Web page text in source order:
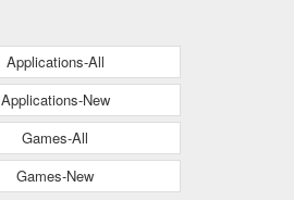
Applications-All
Applications-New
Games-All
Games-New